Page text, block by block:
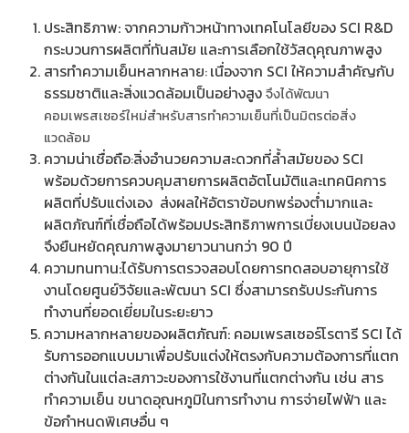
ประสิทธิภาพ: จากความก้าวหน้าทางเทคโนโลยีของ SCI R&D
กระบวนการผลิตที่ทันสมัย และการเลือกใช้วัสดุคุณภาพสูง
สารทำความเย็นหลากหลาย:เนื่องจาก SCI ให้ความสำคัญกับ
ธรรมชาติและสิ่งแวดล้อมเป็นอย่างสูงจึงได้พัฒนา
คอมเพรสเซอร์ใหม่สำหรับสารทำความเย็นที่เป็นมิตรต่อสิ่ง
แวดล้อม
ความน่าเชื่อถือ:สิ่งอำนวยความสะดวกที่ล้ำสมัยของ SCI
พร้อมด้วยการควบคุมสายการผลิตอัตโนมัติและเทคนิคการ
ผลิตที่ปรับแต่งเอง ส่งผลให้อัตราข้อบกพร่องต่ำมากและ
ผลิตภัณฑ์ที่เชื่อถือได้พร้อมประสิทธิภาพการเบี่ยงเบนน้อยลง
จึงยืนหยัดคุณภาพสูงมายาวนานกว่า 90 ปี
ความทนทาน:ได้รับการตรวจสอบโดยการทดสอบอายุการใช้
งานโดยศูนย์วิจัยและพัฒนา SCI ซึ่งสามารถรับประกันการ
ทำงานที่ยอดเยี่ยมในระยะยาว
ความหลากหลายของผลิตภัณฑ์: คอมเพรสเซอร์โรตารี SCI ได้
รับการออกแบบมาเพื่อปรับแต่งให้ตรงกับความต้องการที่แตก
ต่างกันในแต่ละสภาวะของการใช้งานที่แตกต่างกัน เช่น สาร
ทำความเย็น ขนาดอุณหภูมิในการทำงาน การจ่ายไฟฟ้า และ
ข้อกำหนดพิเศษอื่น ๆ